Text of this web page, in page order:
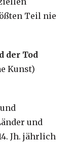
Teil nie
der Tod
Kunst)
und
Jh. jährlich